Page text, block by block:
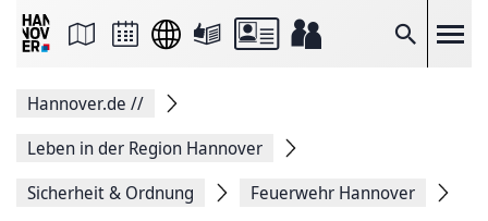
Suche
Seite
Facebook
teilen
Seitenlink
Hannover.de //
Leben in der Region Hannover
Sicherheit & Ordnung
Feuerwehr Hannover